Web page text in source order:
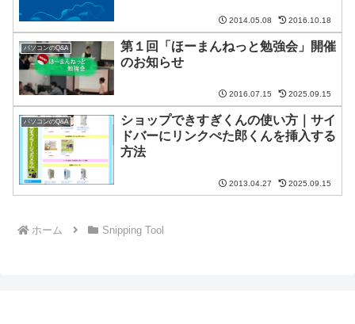
2014.05.08 2016.10.18
パソコンのQ&A
第１回「ほーまんねっと勉強会」開催
のお知らせ
2016.07.15 2025.09.15
パソコンのQ&A
ショップできすぎくんの使い方｜サイ
ドバーにリンクぺた郎くんを挿入する
方法
2013.04.27 2025.09.15
ホーム Snipping Tool